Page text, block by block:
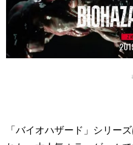
「バイオハザード」シリー